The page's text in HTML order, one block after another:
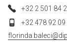
+32 2 501 84
+32 478 92 09